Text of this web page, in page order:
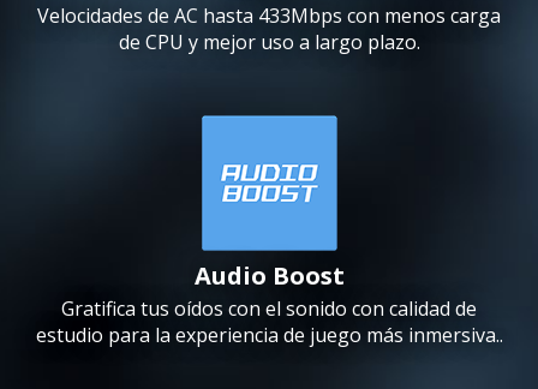
Velocidades de AC hasta 433Mbps con menos carga
de CPU y mejor uso a largo plazo.
Audio Boost
Gratifica tus oídos con el sonido con calidad de
estudio para la experiencia de juego más inmersiva..